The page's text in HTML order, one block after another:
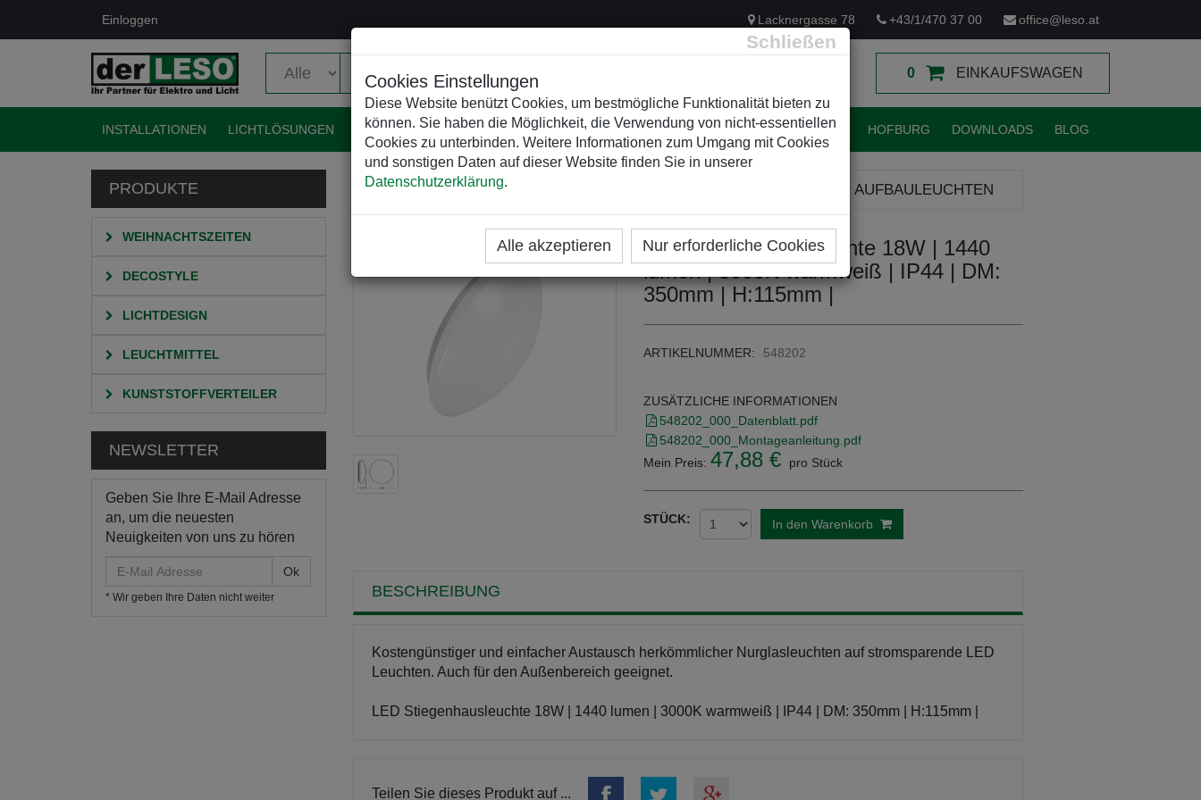
Schließen
Cookies Einstellungen
Diese Website benützt Cookies, um bestmögliche Funktionalität bieten zu
können. Sie haben die Möglichkeit, die Verwendung von nicht-essentiellen
Cookies zu unterbinden. Weitere Informationen zum Umgang mit Cookies
und sonstigen Daten auf dieser Website finden Sie in unserer
Datenschutzerklärung.
Alle akzeptieren Nur erforderliche Cookies
Einloggen Lacknergasse 78 +43/1/470 37 00 office@leso.at
0 EINKAUFSWAGEN
INSTALLATIONEN LICHTLÖSUNGEN EVENTELEKTRIK KUNSTSTOFFVERTEILER WEIHNACHTSBELEUCHTUNGEN HOFBURG DOWNLOADS BLOG
PRODUKTE
WEIHNACHTSZEITEN
DECOSTYLE
LICHTDESIGN
LEUCHTMITTEL
KUNSTSTOFFVERTEILER
NEWSLETTER
Geben Sie Ihre E-Mail Adresse
an, um die neuesten
Neuigkeiten von uns zu hören
Mail
Adresse
* Wir geben Ihre Daten nicht weiter
HOME KATEGORIEN AUFBAULEUCHTEN
LED Stiegenhausleuchte 18W | 1440
lumen | 3000K warmweiß | IP44 | DM:
350mm | H:115mm |
ARTIKELNUMMER: 548202
ZUSÄTZLICHE INFORMATIONEN
548202_000_Datenblatt.pdf
548202_000_Montageanleitung.pdf
Mein Preis: 47,88 € pro Stück
STÜCK: In den Warenkorb
BESCHREIBUNG
Kostengünstiger und einfacher Austausch herkömmlicher Nurglasleuchten auf stromsparende LED
Leuchten. Auch für den Außenbereich geeignet.
LED Stiegenhausleuchte 18W | 1440 lumen | 3000K warmweiß | IP44 | DM: 350mm | H:115mm |
Teilen Sie dieses Produkt auf ...